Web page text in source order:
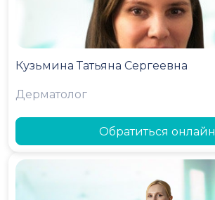
Кузьмина Татьяна Сергеевна
Дерматолог
Обратиться онлайн